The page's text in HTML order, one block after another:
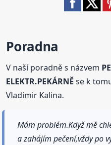
Poradna
V naší poradně s názvem
ELEKTR.PEKÁRNĚ se k
Vladimir Kalina.
Mám problém.Když mě
a zahájím pečení,vždy po